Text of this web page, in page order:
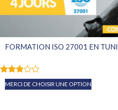
FORMATION ISO 27001 EN
Note
2.76
MERCI DE CHOISIR UNE OPTION